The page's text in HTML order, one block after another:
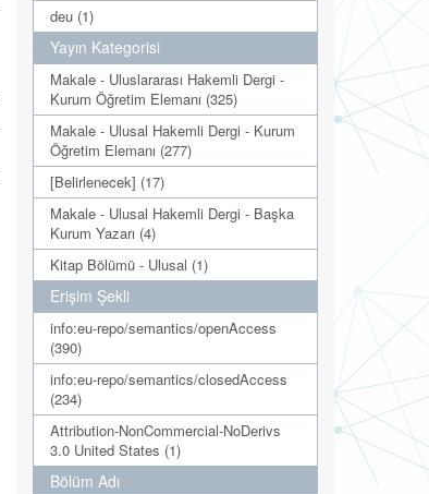
deu (1)
Yayın Kategorisi
Makale - Uluslararası Hakemli Dergi -
Kurum Öğretim Elemanı (325)
Makale - Ulusal Hakemli Dergi - Kurum
Öğretim Elemanı (277)
[Belirlenecek] (17)
Makale - Ulusal Hakemli Dergi - Başka
Kurum Yazarı (4)
Kitap Bölümü - Ulusal (1)
Erişim Şekli
info:eu-repo/semantics/openAccess
(390)
info:eu-repo/semantics/closedAccess
(234)
Attribution-NonCommercial-NoDerivs
3.0 United States (1)
Bölüm Adı